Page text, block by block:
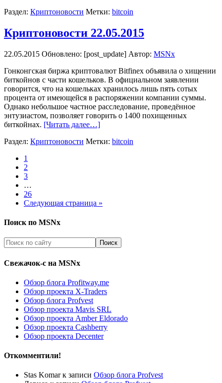
Раздел: Криптоновости Метки: bitcoin
Криптоновости 22.05.2015
22.05.2015 Обновлено: [post_update] Автор: MSNx
Гонконгская биржа криптовалют Bitfinex объявила о хищении
биткойнов с части кошельков. В официальном заявлении
говорится, что на кошельках хранилось лишь пять сотых
процента от имеющейся в распоряжении компании суммы.
Однако небольшое частное расследование, проведённое
энтузиастом, позволяет говорить о 1400 похищенных
биткойнах. [Читать далее…]
Раздел: Криптоновости Метки: bitcoin
1
2
3
…
26
Следующая страница »
Поиск по MSNx
Свежачок-с на MSNx
Обзор блога Profitway.me
Обзор проекта X-Traders
Обзор блога Profvest
Обзор проекта Mavis SRL
Обзор проекта Amber Eldorado
Обзор проекта Cashberry
Обзор проекта Decenter
Откомментили!
Stas Komarк записи Обзор блога Profvest